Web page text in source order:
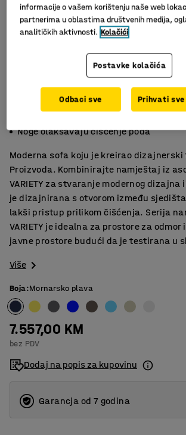
Privlačan dizajn velike udobnosti
Noge olakšavaju čišćenje poda
Moderna sofa koju je kreirao dizajnerski
Proizvoda. Kombinirajte namještaj iz
VARIETY za stvaranje modernog
je dizajnirana s otvorom između
lakši pristup prilikom čišćenja. Serija
VARIETY je idealna za prostore za odmor
javne prostore budući da je testirana u
Više
Boja:Mornarsko plava
7.557,00 KM
bez PDV
Dodaj na popis za kupovinu
Garancja od 7 godina
informacije o vašem korištenju naše web
partnerima u oblastima društvenih medija,
analitičkih aktivnosti. Kolačići
Postavke kolačića
Odbaci sve Prihvati